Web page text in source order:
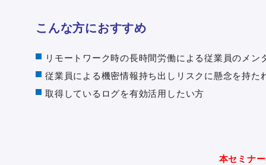
こんな方におすすめ
リモートワーク時の長時間労働による従業員のメ
従業員による機密情報持ち出しリスクに懸念を持た
取得しているログを有効活用したい方
本セミナ